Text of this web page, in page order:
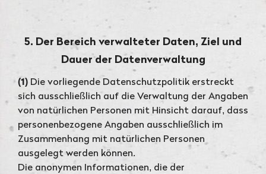
5. Der Bereich verwalteter Daten, Ziel und
Dauer der Datenverwaltung
(1) Die vorliegende Datenschutzpolitik erstreckt
sich ausschließlich auf die Verwaltung der Angaben
von natürlichen Personen mit Hinsicht darauf, dass
personenbezogene Angaben ausschließlich im
Zusammenhang mit natürlichen Personen
ausgelegt werden können.
Die anonymen Informationen, die der